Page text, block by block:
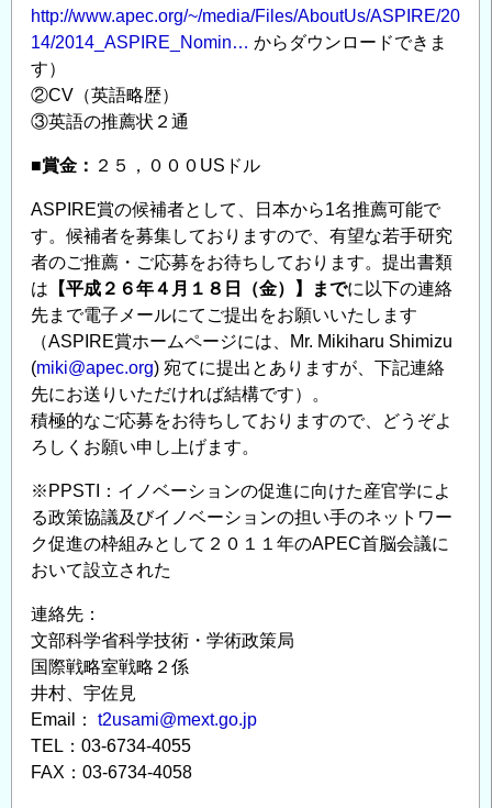
http://www.apec.org/~/media/Files/AboutUs/ASPIRE/20
14/2014_ASPIRE_Nomin… からダウンロードできま
す）
②CV（英語略歴）
③英語の推薦状２通
■賞金： ２５，０００USドル
ASPIRE賞の候補者として、日本から1名推薦可能で
す。候補者を募集しておりますので、有望な若手研究
者のご推薦・ご応募をお待ちしております。提出書類
は 【平成２６年４月１８日（金）】までに以下の連絡
先まで電子メールにてご提出をお願いいたします
（ASPIRE賞ホームページには、Mr. Mikiharu Shimizu
(miki@apec.org) 宛てに提出とありますが、下記連絡
先にお送りいただければ結構です）。
積極的なご応募をお待ちしておりますので、どうぞよ
ろしくお願い申し上げます。
※PPSTI：イノベーションの促進に向けた産官学によ
る政策協議及びイノベーションの担い手のネットワー
ク促進の枠組みとして２０１１年のAPEC首脳会議に
おいて設立された
連絡先：
文部科学省科学技術・学術政策局
国際戦略室戦略２係
井村、宇佐見
Email： t2usami@mext.go.jp
TEL：03-6734-4055
FAX：03-6734-4058